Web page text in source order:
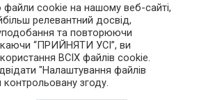
матеріалів
youtube tumblr linkedin
cookie на нашому веб-сайті,
релевантний досвід,
та повторюючи
“ПРИЙНЯТИ УСІ”, ви
ВСІХ файлів cookie.
"Налаштування файлів
згоду.